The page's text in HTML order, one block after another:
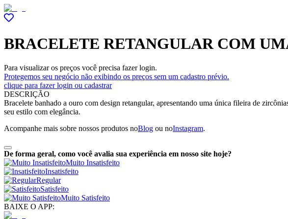
BRACELETE RETANGULAR COM
Para visualizar os preços você precisa fazer login.
Protegemos seu negócio não exibindo os preços sem um cadastro prévio.
clique para fazer login ou cadastrar
DESCRIÇÃO
Bracelete banhado a ouro com design retangular, apresentando uma única fileira de
seu estilo com elegância.
Acompanhe mais sobre nossos produtos noBlog ou noInstagram.
De forma geral, como você avalia sua experiência em nosso site hoje?
Muito Insatisfeito
Insatisfeito
Regular
Satisfeito
Muito Satisfeito
BAIXE O APP: